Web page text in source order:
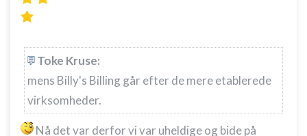
Toke Kruse:
mens Billy's Billing går efter de mere etablerede
virksomheder.
Nå det var derfor vi var uheldige og bide på